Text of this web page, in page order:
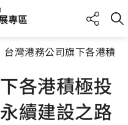
台灣港務公司旗下各港積
各港積極投
續建設之路